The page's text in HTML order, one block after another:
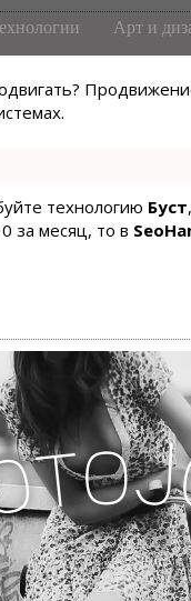
технологию Буст
за месяц, то в
Арт и
toJ